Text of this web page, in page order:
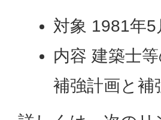
対象 1981年
内容 建築士
補強計画と補